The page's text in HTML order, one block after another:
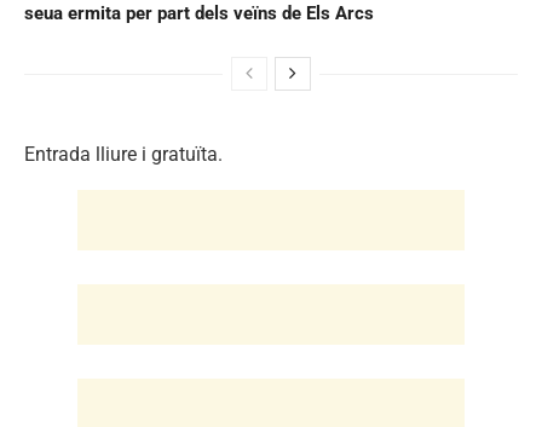
seua ermita per part dels veïns de Els Arcs
Entrada lliure i gratuïta.